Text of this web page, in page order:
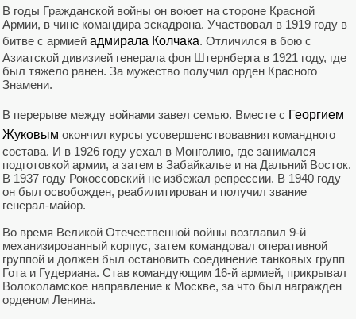
В годы Гражданской войны он воюет на стороне Красной
Армии, в чине командира эскадрона. Участвовал в 1919 году в
битве с армией адмирала Колчака. Отличился в бою с
Азиатской дивизией генерала фон Штернберга в 1921 году, где
был тяжело ранен. За мужество получил орден Красного
Знамени.
В перерыве между войнами завел семью. Вместе с Георгием
Жуковым окончил курсы усовершенствовавния командного
состава. И в 1926 году уехал в Монголию, где занимался
подготовкой армии, а затем в Забайкалье и на Дальний Восток.
В 1937 году Рокоссовский не избежал репрессии. В 1940 году
он был освобожден, реабилитирован и получил звание
генерал-майор.
Во время Великой Отечественной войны возглавил 9-й
механизированный корпус, затем командовал оперативной
группой и должен был остановить соединение танковых групп
Гота и Гудериана. Став командующим 16-й армией, прикрывал
Волоколамское направление к Москве, за что был награжден
орденом Ленина.